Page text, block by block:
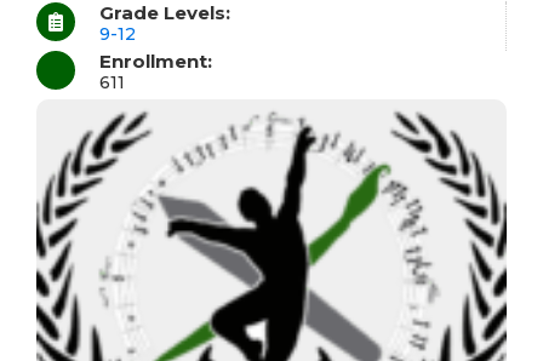
Grade Levels:
9-12
Enrollment:
611